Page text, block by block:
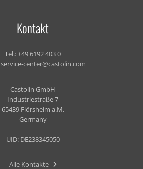
Kontakt
Tel.:+49 6192 403 0
service-center@castolin.com
Castolin GmbH
Industriestraße 7
65439 Flörsheim a.M.
Germany
UID: DE238345050
Alle Kontakte